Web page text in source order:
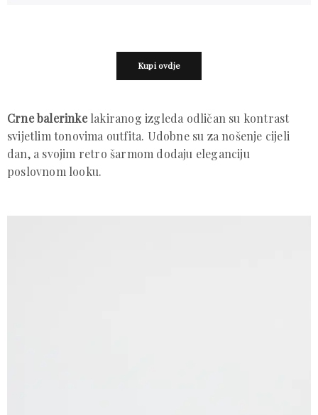
Kupi ovdje
Crne balerinkelakiranog izgleda odličan su kontrast
svijetlim tonovima outfita. Udobne su za nošenje cijeli
dan, a svojim retro šarmom dodaju eleganciju
poslovnom looku.